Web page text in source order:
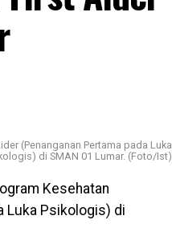
(Penanganan Pertama pada Luka
di SMAN 01 Lumar. (Foto/Ist)
Kesehatan
Luka Psikologis) di